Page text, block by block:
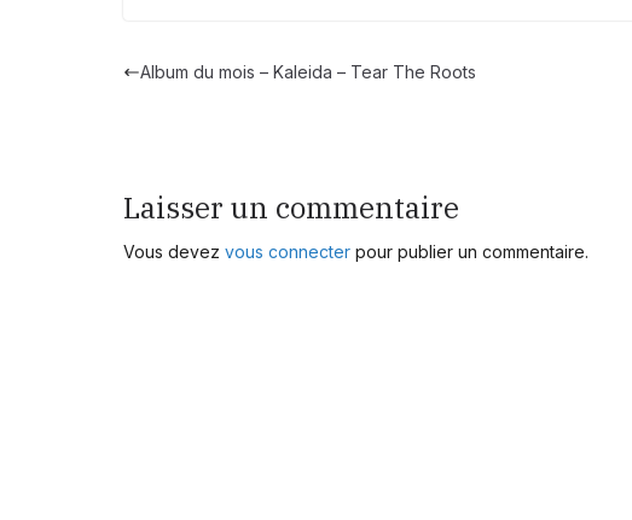
Album du mois – Kaleida – Tear The Roots
Laisser un commentaire
Vous devez vous connecter pour publier un commentaire.